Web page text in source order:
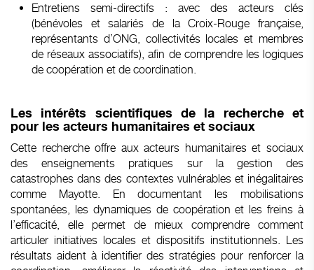
Entretiens semi-directifs : avec des acteurs clés
(bénévoles et salariés de la Croix-Rouge française,
représentants d’ONG, collectivités locales et membres
de réseaux associatifs), afin de comprendre les logiques
de coopération et de coordination.
Les intérêts scientifiques de la recherche et
pour les acteurs humanitaires et sociaux
Cette recherche offre aux acteurs humanitaires et sociaux
des enseignements pratiques sur la gestion des
catastrophes dans des contextes vulnérables et inégalitaires
comme Mayotte. En documentant les mobilisations
spontanées, les dynamiques de coopération et les freins à
l’efficacité, elle permet de mieux comprendre comment
articuler initiatives locales et dispositifs institutionnels. Les
résultats aident à identifier des stratégies pour renforcer la